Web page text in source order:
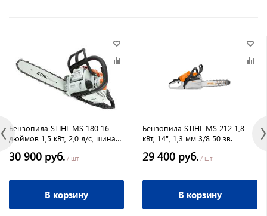
Бензопила STIHL MS 180 16
дюймов 1,5 кВт, 2,0 л/с, шина
30 900 руб. / шт
В корзину
Бензопила STIHL MS 212 1,8
кВт, 14", 1,3 мм 3/8 50 зв.
29 400 руб. / шт
В корзину